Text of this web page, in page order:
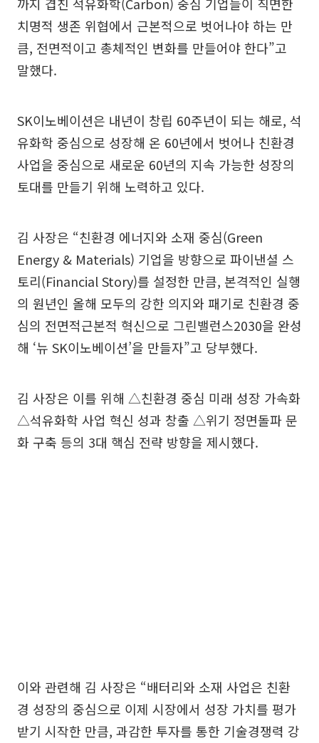
까지 겹친 석유화학(Carbon) 중심 기업들이 직면한
치명적 생존 위협에서 근본적으로 벗어나야 하는 만
큼, 전면적이고 총체적인 변화를 만들어야 한다”고
말했다.
SK이노베이션은 내년이 창립 60주년이 되는 해로, 석
유화학 중심으로 성장해 온 60년에서 벗어나 친환경
사업을 중심으로 새로운 60년의 지속 가능한 성장의
토대를 만들기 위해 노력하고 있다.
김 사장은 “친환경 에너지와 소재 중심(Green
Energy & Materials) 기업을 방향으로 파이낸셜 스
토리(Financial Story)를 설정한 만큼, 본격적인 실행
의 원년인 올해 모두의 강한 의지와 패기로 친환경 중
심의 전면적근본적 혁신으로 그린밸런스2030을 완성
해 ‘뉴 SK이노베이션’을 만들자”고 당부했다.
김 사장은 이를 위해 △친환경 중심 미래 성장 가속화
△석유화학 사업 혁신 성과 창출 △위기 정면돌파 문
화 구축 등의 3대 핵심 전략 방향을 제시했다.
이와 관련해 김 사장은 “배터리와 소재 사업은 친환
경 성장의 중심으로 이제 시장에서 성장 가치를 평가
받기 시작한 만큼, 과감한 투자를 통한 기술경쟁력 강